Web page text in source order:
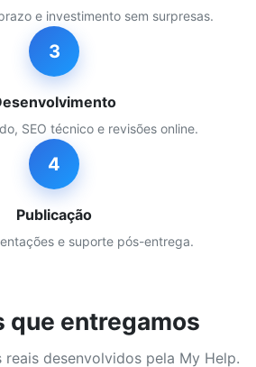
e investimento sem surpresas.
3
SEO técnico e revisões online.
4
Publicação
e suporte pós-entrega.
que entregamos
desenvolvidos pela My Help.